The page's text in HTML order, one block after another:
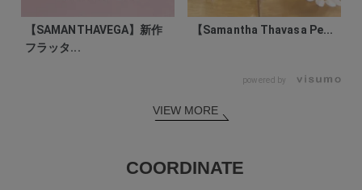
【SAMANTHAVEGA】新作
フラッタ...
【Samantha Thavasa Pe...
powered by
VIEW MORE
COORDINATE